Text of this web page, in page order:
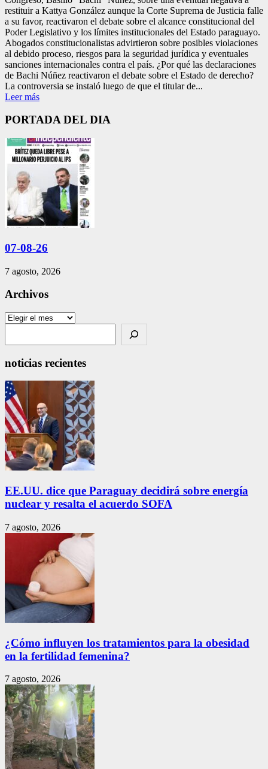
restituir a Kattya González aunque la Corte Suprema de Justicia falle
a su favor, reactivaron el debate sobre el alcance constitucional del
Poder Legislativo y los límites institucionales del Estado paraguayo.
Abogados constitucionalistas advirtieron sobre posibles violaciones
al debido proceso, riesgos para la seguridad jurídica y eventuales
sanciones internacionales contra el país. ¿Por qué las declaraciones
de Bachi Núñez reactivaron el debate sobre el Estado de derecho?
La controversia se instaló luego de que el titular de...
Leer más
PORTADA DEL DIA
07-08-26
7 agosto, 2026
Archivos
Archivos
noticias recientes
EE.UU. dice que Paraguay decidirá sobre energía
nuclear y resalta el acuerdo SOFA
7 agosto, 2026
¿Cómo influyen los tratamientos para la obesidad
en la fertilidad femenina?
7 agosto, 2026